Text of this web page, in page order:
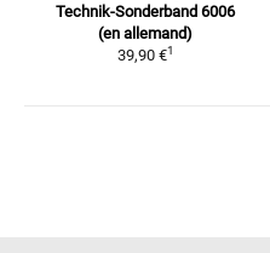
Technik-Sonderband 6006
(en allemand)
39,90 €1